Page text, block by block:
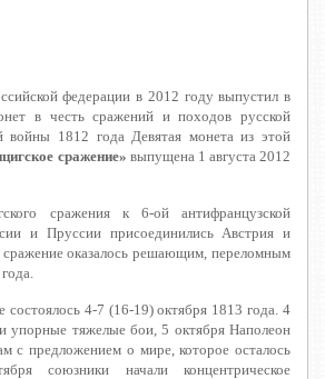
федерации в 2012 году выпустил в
в честь сражений и походов русской
войны 1812 года Девятая монета из этой
сражение» выпущена 1 августа 2012
сражения к 6-ой антифранцузской
и Пруссии присоединились Австрия и
оказалось решающим, переломным
состоялось 4-7 (16-19) октября 1813 года. 4
упорные тяжелые бои, 5 октября Наполеон
с предложением о мире, которое осталось
союзники начали концентрическое